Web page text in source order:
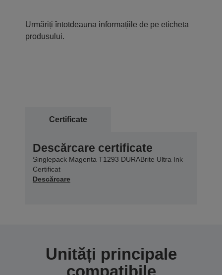
Urmăriți întotdeauna informațiile de pe eticheta
produsului.
Certificate
Descărcare certificate
Singlepack Magenta T1293 DURABrite Ultra Ink
Certificat
Descărcare
Unități principale
compatibile